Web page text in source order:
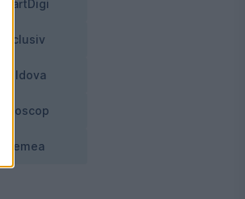
SmartDigi
Exclusiv
Moldova
Horoscop
Vremea